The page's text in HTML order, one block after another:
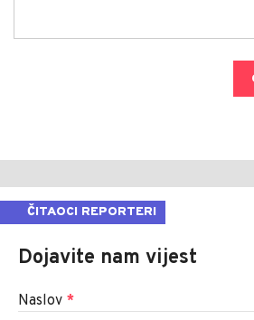
ČITAOCI REPORTERI
Dojavite nam vijest
Naslov *